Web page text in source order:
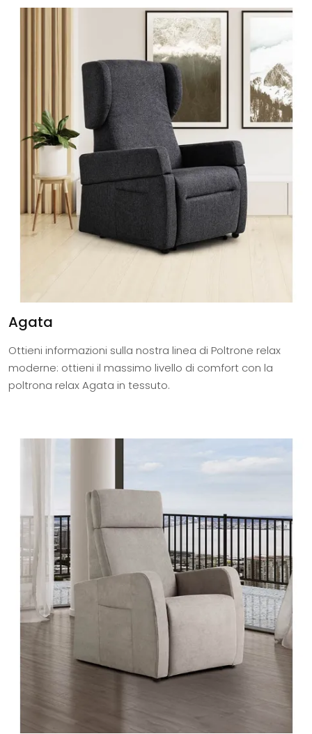
Agata
Ottieni informazioni sulla nostra linea di Poltrone relax
moderne: ottieni il massimo livello di comfort con la
poltrona relax Agata in tessuto.